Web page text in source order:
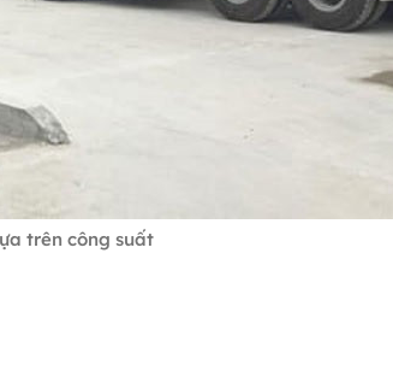
trên công suất